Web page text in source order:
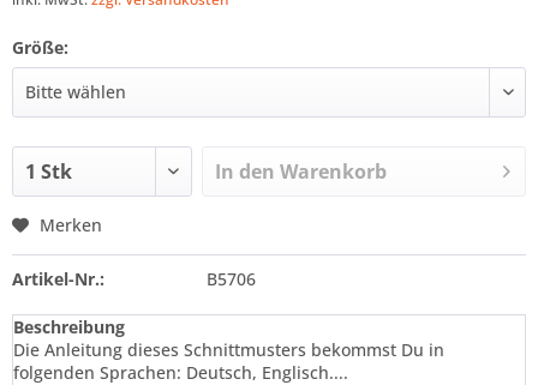
Größe:
In den Warenkorb
Merken
Artikel-Nr.: B5706
Beschreibung
Die Anleitung dieses Schnittmusters bekommst Du in
folgenden Sprachen: Deutsch, Englisch....